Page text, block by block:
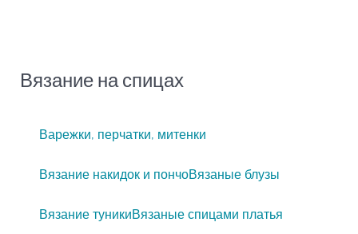
Вязание на спицах
Варежки, перчатки, митенки
Вязание накидок и пончоВязаные блузы
Вязание туникиВязаные спицами платья